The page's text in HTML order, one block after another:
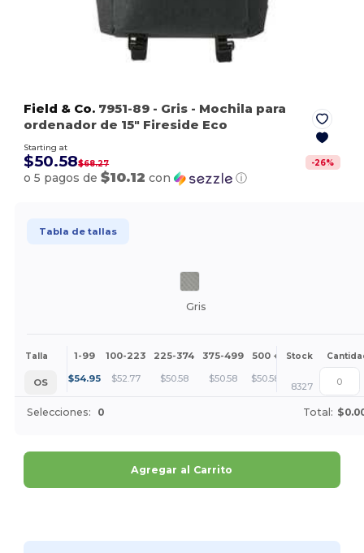
Field & Co. 7951-89 - Gris - Mochila para
ordenador de 15" Fireside Eco
Starting at
$50.58$68.27 -26%
o 5 pagos de$10.12 con ⓘ
Tabla de tallas
Gris
Talla 1-99 100-223 225-374 375-499 500 + Más
Stock
OS $54.95 $52.77 $50.58 $50.58 $50.58 +
8327
Selecciones: 0 Total:
Agregar al Carrito